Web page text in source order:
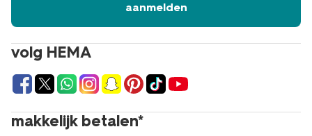
volg HEMA
makkelijk betalen*
aanmelden